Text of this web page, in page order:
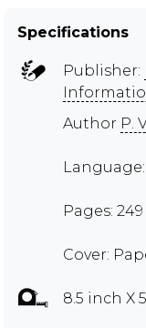
Specifications
Publisher:
Author P.
Pages:
Cover:
8.5 inch X